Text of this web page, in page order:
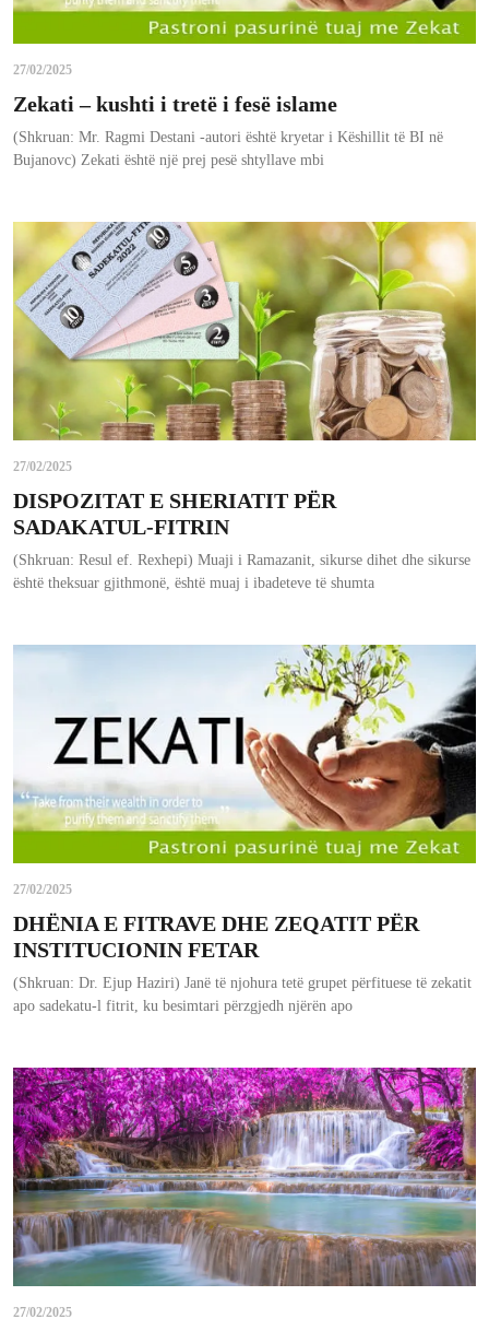
27/02/2025
Zekati – kushti i tretë i fesë islame
(Shkruan: Mr. Ragmi Destani -autori është kryetar i Këshillit të BI në
Bujanovc) Zekati është një prej pesë shtyllave mbi
27/02/2025
DISPOZITAT E SHERIATIT PËR
SADAKATUL-FITRIN
(Shkruan: Resul ef. Rexhepi) Muaji i Ramazanit, sikurse dihet dhe sikurse
është theksuar gjithmonë, është muaj i ibadeteve të shumta
27/02/2025
DHËNIA E FITRAVE DHE ZEQATIT PËR
INSTITUCIONIN FETAR
(Shkruan: Dr. Ejup Haziri) Janë të njohura tetë grupet përfituese të zekatit
apo sadekatu-l fitrit, ku besimtari përzgjedh njërën apo
27/02/2025